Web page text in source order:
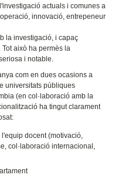
actuals i comunes a
innovació, entrepeneur
la investigació, i capaç
això ha permès la
i notable.
com en dues ocasions a
universitats públiques
(en col·laboració amb la
ha tingut clarament
docent (motivació,
col·laboració internacional,